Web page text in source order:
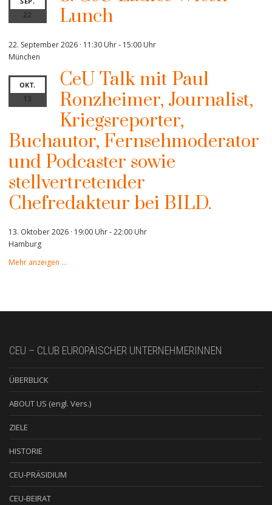
22
Lunch
22. September 2026 · 11:30 Uhr- 15:00 Uhr
München
OKT.
13
CeU Talk mit Paul
Ronzheimer, Journalist,
Kriegsreporter,
Buchautor, Fernsehmoderator
und Podcaster sowie
stellvertretender
Chefredakteur bei BILD.
13. Oktober 2026 · 19:00 Uhr-22:00 Uhr
Hamburg
Mehr anzeigen …
CEU – CLUB EUROPÄISCHER UNTERNEHMERINNEN
ÜBERBLICK
ABOUT US (engl. Vers.)
ZIELE
HISTORIE
CEU-PRÄSIDIUM
CEU-BEIRAT